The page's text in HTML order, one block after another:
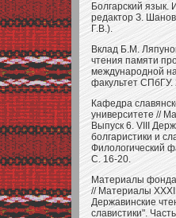
Болгарский
редактор З.
Г.В.).
Вклад Б.М.
чтения памяти
международной
факультет
Кафедра
университете //
Выпуск 6. VIII
болгаристики и
Филологический
С. 16-20.
Материалы фонда
// Материалы
Державинские
славистики".